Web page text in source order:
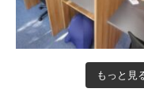
もっと見